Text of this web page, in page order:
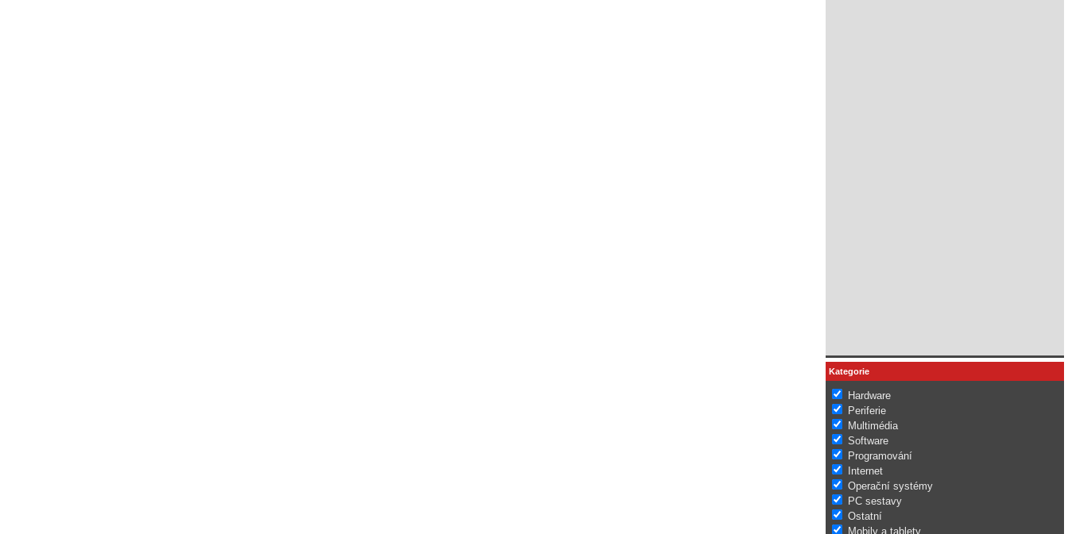
Kategorie
Hardware
Periferie
Multimédia
Software
Programování
Internet
Operační systémy
PC sestavy
Ostatní
Mobily a tablety